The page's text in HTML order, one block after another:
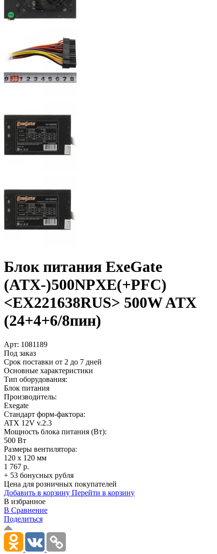
Блок питания ExeGate
(ATX-)500NPXE(+­PFC)
<EX221638RUS> 500W ATX
(24+­4+­6/­8пин)
Арт: 1081189
Под заказ
Срок поставки от 2 до 7 дней
Основные характеристики
Тип оборудования:
Блок питания
Производитель:
Exegate
Стандарт форм-фактора:
ATX 12V v.2.3
Мощность блока питания (Вт):
500 Вт
Размеры вентилятора:
120 x 120 мм
1 767 р.
+ 53 бонусных рубля
Цена для розничных покупателей
Добавить в корзину Перейти в корзину
В избранное
В Сравнение
Поделиться